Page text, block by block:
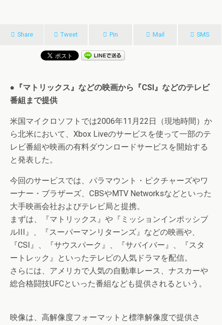
Share Tweet Pin Mail SMS
●『マトリックス』などの映画から『CSI』などのテレビ
番組まで提供
米国マイクロソフトでは2006年11月22日（現地時間）か
ら北米において、Xbox Liveのサービスを使って一部のテ
レビ番組や映画の有料ダウンロードサービスを開始する
と発表した。
今回のサービスでは、パラマウント・ピクチャーズやワ
ーナー・ブラザーズ、CBSやMTV Networksなどといった
大手映画会社およびテレビ局と提携。
まずは、『マトリックス』や『ミッションインポッシブ
ルIII』、『スーパーマンリターンズ』などの映画や、
『CSI』、『サウスパーク』、『サバイバー』、『スタ
ートレック』といったテレビの人気ドラマを配信。
さらには、アメリカで人気の自動車レース、ナスカーや
総合格闘技UFCといった番組なども提供されるという。
映像は、高解像度フォーマットと標準解像度で提供さ